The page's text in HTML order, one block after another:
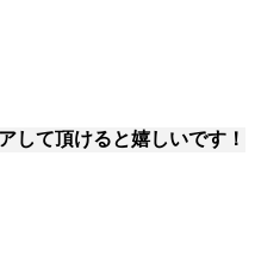
して頂けると嬉しいです！